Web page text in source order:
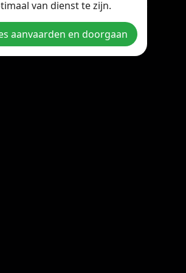
StreamOnline.be. All rights reserved.
van dienst te zijn.
aanvaarden en doorgaan